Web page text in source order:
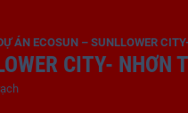
ÁN ECOSUN – SUNLLOWER
CITY- NHƠN